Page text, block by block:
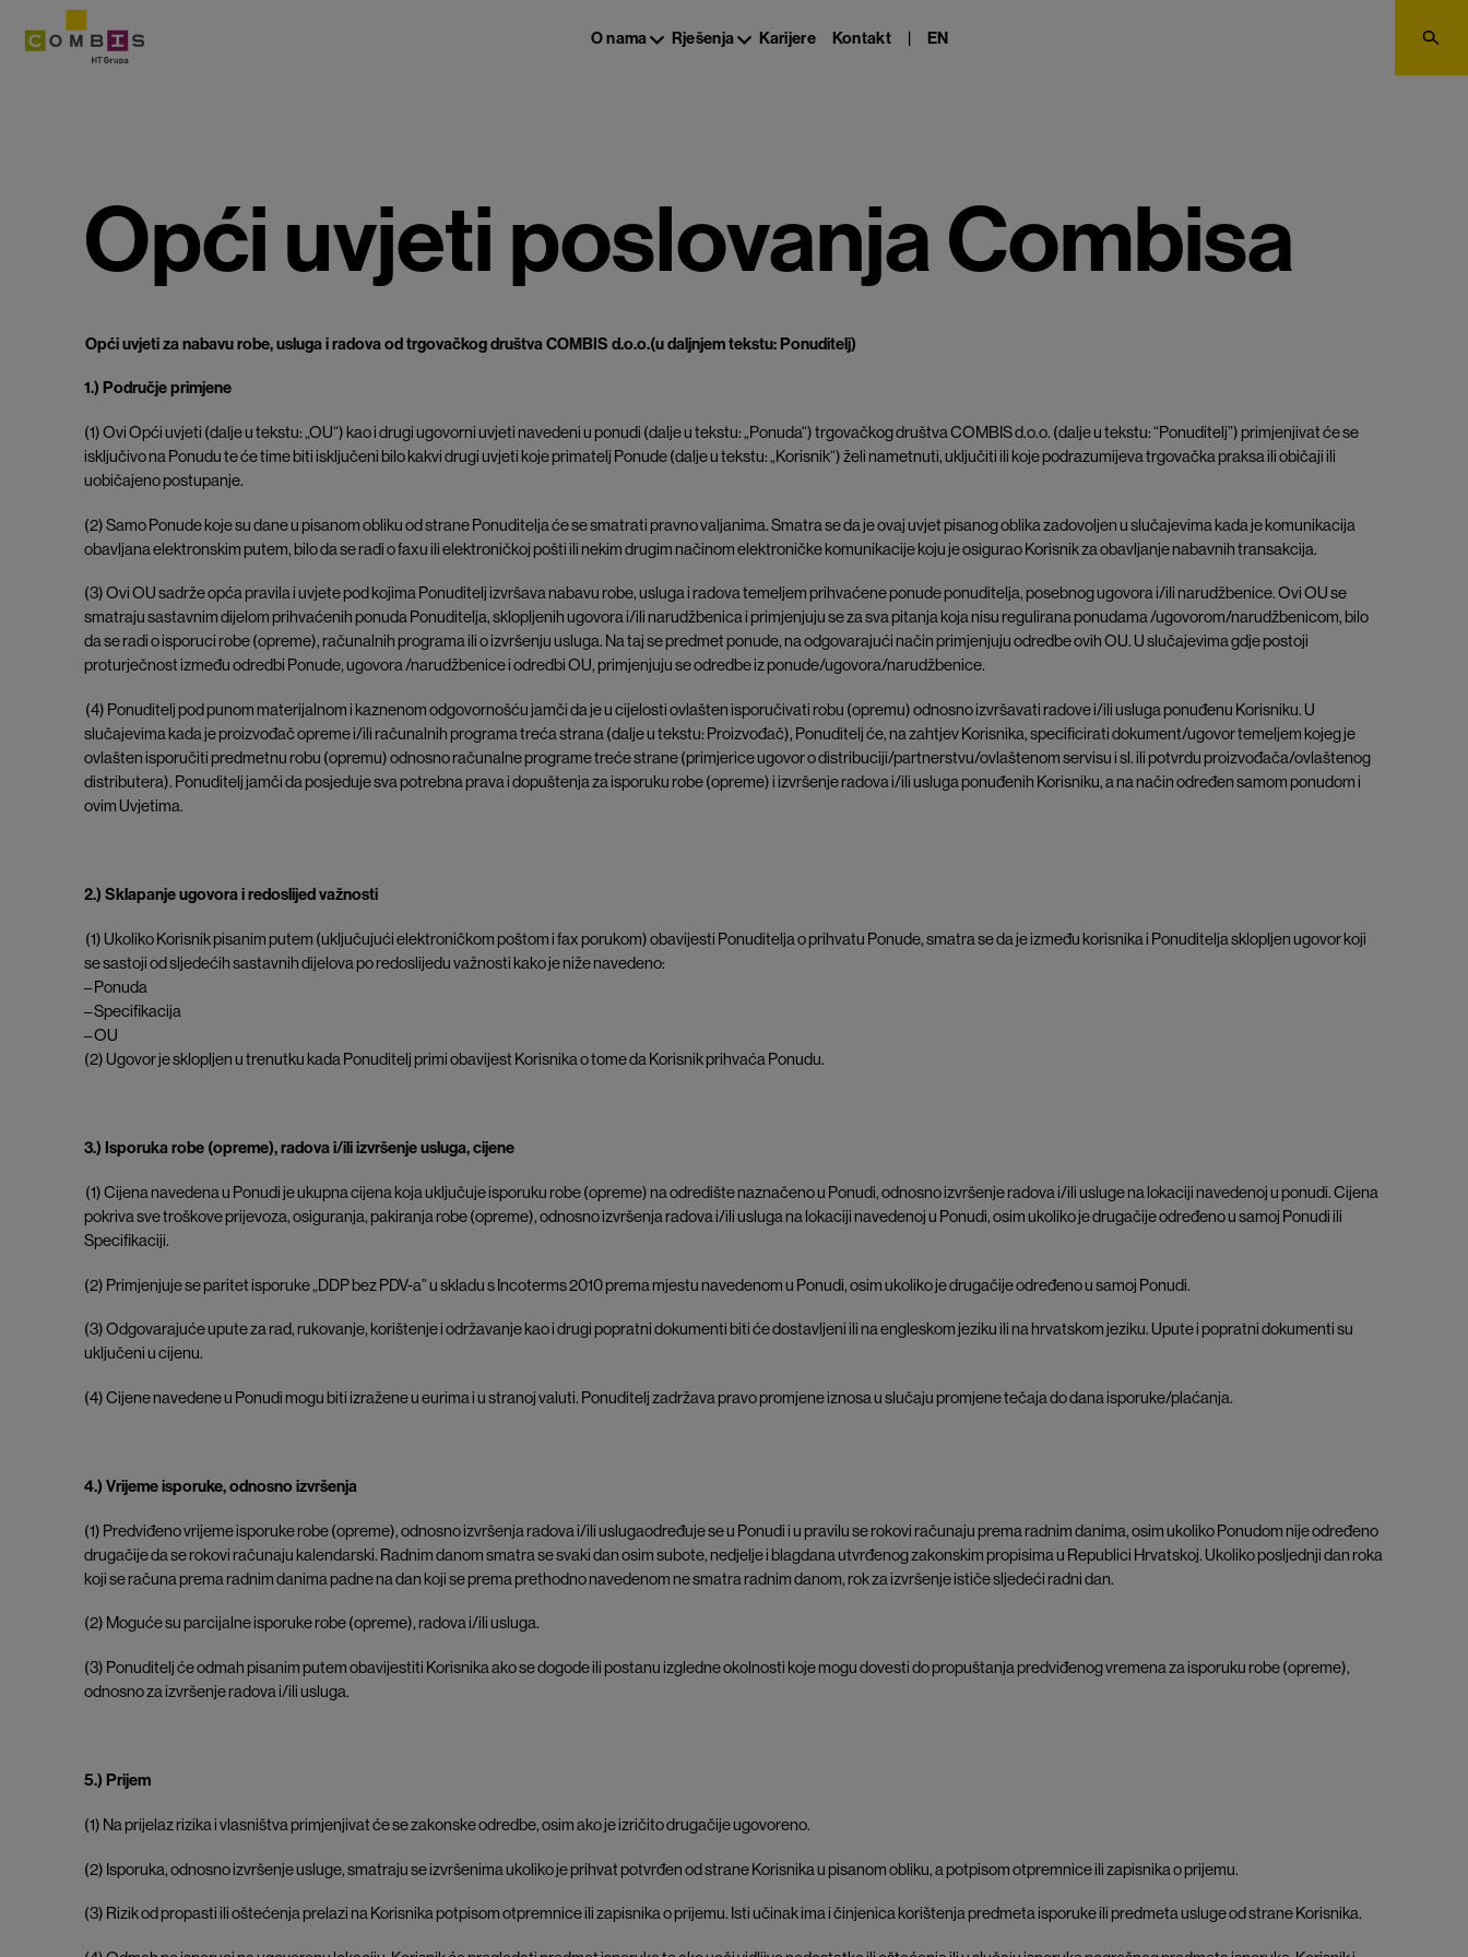
O nama Rješenja Karijere Kontakt | EN
Opći uvjeti poslovanja Combisa
Opći uvjeti za nabavu robe, usluga i radova od trgovačkog društva COMBIS d.o.o.(u daljnjem tekstu: Ponuditelj)
1.) Područje primjene
(1) Ovi Opći uvjeti (dalje u tekstu: „OU“) kao i drugi ugovorni uvjeti navedeni u ponudi (dalje u tekstu: „Ponuda“) trgovačkog društva COMBIS d.o.o. (dalje u tekstu: “Ponuditelj”) primjenjivat će se
isključivo na Ponudu te će time biti isključeni bilo kakvi drugi uvjeti koje primatelj Ponude (dalje u tekstu: „Korisnik“) želi nametnuti, uključiti ili koje podrazumijeva trgovačka praksa ili običaji ili
uobičajeno postupanje.
(2) Samo Ponude koje su dane u pisanom obliku od strane Ponuditelja će se smatrati pravno valjanima. Smatra se da je ovaj uvjet pisanog oblika zadovoljen u slučajevima kada je komunikacija
obavljana elektronskim putem, bilo da se radi o faxu ili elektroničkoj pošti ili nekim drugim načinom elektroničke komunikacije koju je osigurao Korisnik za obavljanje nabavnih transakcija.
(3) Ovi OU sadrže opća pravila i uvjete pod kojima Ponuditelj izvršava nabavu robe, usluga i radova temeljem prihvaćene ponude ponuditelja, posebnog ugovora i/ili narudžbenice. Ovi OU se
smatraju sastavnim dijelom prihvaćenih ponuda Ponuditelja, sklopljenih ugovora i/ili narudžbenica i primjenjuju se za sva pitanja koja nisu regulirana ponudama /ugovorom/narudžbenicom, bilo
da se radi o isporuci robe (opreme), računalnih programa ili o izvršenju usluga. Na taj se predmet ponude, na odgovarajući način primjenjuju odredbe ovih OU. U slučajevima gdje postoji
proturječnost između odredbi Ponude, ugovora /narudžbenice i odredbi OU, primjenjuju se odredbe iz ponude/ugovora/narudžbenice.
(4) Ponuditelj pod punom materijalnom i kaznenom odgovornošću jamči da je u cijelosti ovlašten isporučivati robu (opremu) odnosno izvršavati radove i/ili usluga ponuđenu Korisniku. U
slučajevima kada je proizvođač opreme i/ili računalnih programa treća strana (dalje u tekstu: Proizvođač), Ponuditelj će, na zahtjev Korisnika, specificirati dokument/ugovor temeljem kojeg je
ovlašten isporučiti predmetnu robu (opremu) odnosno računalne programe treće strane (primjerice ugovor o distribuciji/partnerstvu/ovlaštenom servisu i sl. ili potvrdu proizvođača/ovlaštenog
distributera). Ponuditelj jamči da posjeduje sva potrebna prava i dopuštenja za isporuku robe (opreme) i izvršenje radova i/ili usluga ponuđenih Korisniku, a na način određen samom ponudom i
ovim Uvjetima.
2.) Sklapanje ugovora i redoslijed važnosti
(1) Ukoliko Korisnik pisanim putem (uključujući elektroničkom poštom i fax porukom) obavijesti Ponuditelja o prihvatu Ponude, smatra se da je između korisnika i Ponuditelja sklopljen ugovor koji
se sastoji od sljedećih sastavnih dijelova po redoslijedu važnosti kako je niže navedeno:
– Ponuda
– Specifikacija
– OU
(2) Ugovor je sklopljen u trenutku kada Ponuditelj primi obavijest Korisnika o tome da Korisnik prihvaća Ponudu.
3.) Isporuka robe (opreme), radova i/ili izvršenje usluga, cijene
(1) Cijena navedena u Ponudi je ukupna cijena koja uključuje isporuku robe (opreme) na odredište naznačeno u Ponudi, odnosno izvršenje radova i/ili usluge na lokaciji navedenoj u ponudi. Cijena
pokriva sve troškove prijevoza, osiguranja, pakiranja robe (opreme), odnosno izvršenja radova i/ili usluga na lokaciji navedenoj u Ponudi, osim ukoliko je drugačije određeno u samoj Ponudi ili
Specifikaciji.
(2) Primjenjuje se paritet isporuke „DDP bez PDV-a” u skladu s Incoterms 2010 prema mjestu navedenom u Ponudi, osim ukoliko je drugačije određeno u samoj Ponudi.
(3) Odgovarajuće upute za rad, rukovanje, korištenje i održavanje kao i drugi popratni dokumenti biti će dostavljeni ili na engleskom jeziku ili na hrvatskom jeziku. Upute i popratni dokumenti su
uključeni u cijenu.
(4) Cijene navedene u Ponudi mogu biti izražene u eurima i u stranoj valuti. Ponuditelj zadržava pravo promjene iznosa u slučaju promjene tečaja do dana isporuke/plaćanja.
4.) Vrijeme isporuke, odnosno izvršenja
(1) Predviđeno vrijeme isporuke robe (opreme), odnosno izvršenja radova i/ili uslugaodređuje se u Ponudi i u pravilu se rokovi računaju prema radnim danima, osim ukoliko Ponudom nije određeno
drugačije da se rokovi računaju kalendarski. Radnim danom smatra se svaki dan osim subote, nedjelje i blagdana utvrđenog zakonskim propisima u Republici Hrvatskoj. Ukoliko posljednji dan roka
koji se računa prema radnim danima padne na dan koji se prema prethodno navedenom ne smatra radnim danom, rok za izvršenje ističe sljedeći radni dan.
(2) Moguće su parcijalne isporuke robe (opreme), radova i/ili usluga.
(3) Ponuditelj će odmah pisanim putem obavijestiti Korisnika ako se dogode ili postanu izgledne okolnosti koje mogu dovesti do propuštanja predviđenog vremena za isporuku robe (opreme),
odnosno za izvršenje radova i/ili usluga.
5.) Prijem
(1) Na prijelaz rizika i vlasništva primjenjivat će se zakonske odredbe, osim ako je izričito drugačije ugovoreno.
(2) Isporuka, odnosno izvršenje usluge, smatraju se izvršenima ukoliko je prihvat potvrđen od strane Korisnika u pisanom obliku, a potpisom otpremnice ili zapisnika o prijemu.
(3) Rizik od propasti ili oštećenja prelazi na Korisnika potpisom otpremnice ili zapisnika o prijemu. Isti učinak ima i činjenica korištenja predmeta isporuke ili predmeta usluge od strane Korisnika.